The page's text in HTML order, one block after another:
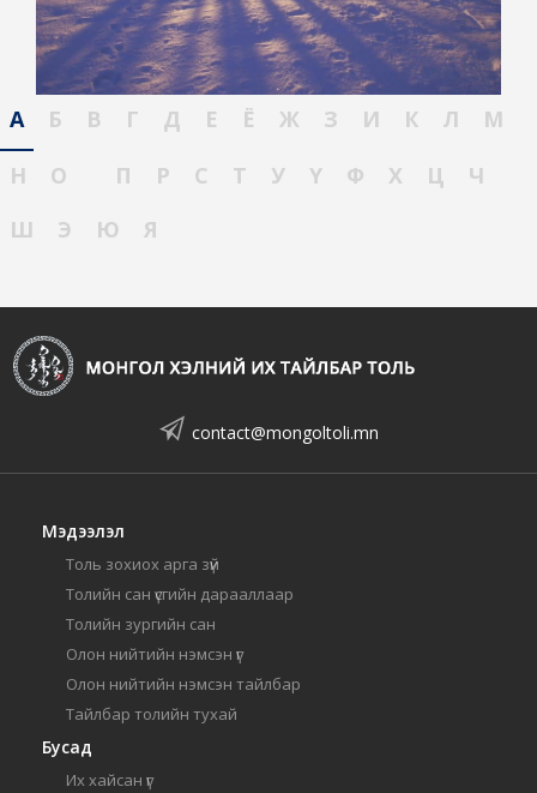
А Б В Г Д Е Ё Ж З И К Л
М
Н
О П Р С Т У Ү Ф Х Ц
Ч
Ш
Э Ю Я
contact@mongoltoli.mn
Мэдээлэл
Толь зохиох арга зүй
Толийн сан үсгийн дарааллаар
Толийн зургийн сан
Олон нийтийн нэмсэн үг
Олон нийтийн нэмсэн тайлбар
Тайлбар толийн тухай
Бусад
Их хайсан үг